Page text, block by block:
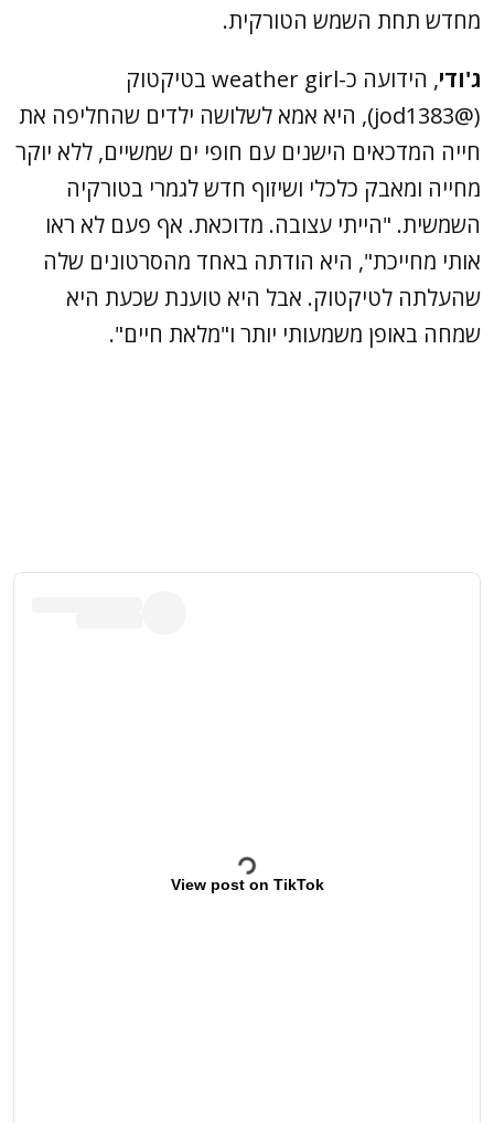
מחדש תחת השמש הטורקית.
ג'ודי
, הידועה כ-weather girl בטיקטוק
(@jod1383), היא אמא לשלושה ילדים שהחליפה את
חייה המדכאים הישנים עם חופי ים שמשיים, ללא יוקר
מחייה ומאבק כלכלי ושיזוף חדש לגמרי בטורקיה
השמשית. "הייתי עצובה. מדוכאת. אף פעם לא ראו
אותי מחייכת", היא הודתה באחד מהסרטונים שלה
שהעלתה לטיקטוק. אבל היא טוענת שכעת היא
שמחה באופן משמעותי יותר ו"מלאת חיים".
View post on TikTok